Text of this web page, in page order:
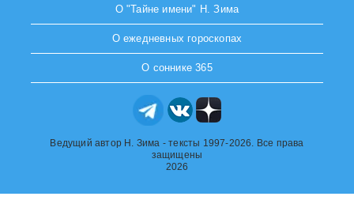
О "Тайне имени" Н. Зима
О ежедневных гороскопах
О соннике 365
Ведущий автор Н. Зима - тексты 1997-2026. Все права
защищены
2026